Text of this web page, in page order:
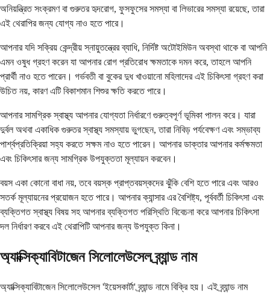
অনিয়ন্ত্রিত সংক্রমণ বা গুরুতর হৃদরোগ, ফুসফুসের সমস্যা বা লিভারের সমস্যা রয়েছে, তারা
এই থেরাপির জন্য যোগ্য নাও হতে পারে।
আপনার যদি সক্রিয় কেন্দ্রীয় স্নায়ুতন্ত্রের ব্যাধি, নির্দিষ্ট অটোইমিউন অবস্থা থাকে বা আপনি
এমন ওষুধ গ্রহণ করেন যা আপনার রোগ প্রতিরোধ ক্ষমতাকে দমন করে, তাহলে আপনি
প্রার্থী নাও হতে পারেন। গর্ভবতী বা বুকের দুধ খাওয়ানো মহিলাদের এই চিকিৎসা গ্রহণ করা
উচিত নয়, কারণ এটি বিকাশমান শিশুর ক্ষতি করতে পারে।
আপনার সামগ্রিক স্বাস্থ্য আপনার যোগ্যতা নির্ধারণে গুরুত্বপূর্ণ ভূমিকা পালন করে। যারা
দুর্বল অথবা একাধিক গুরুতর স্বাস্থ্য সমস্যায় ভুগছেন, তারা নিবিড় পর্যবেক্ষণ এবং সম্ভাব্য
পার্শ্বপ্রতিক্রিয়া সহ্য করতে সক্ষম নাও হতে পারেন। আপনার ডাক্তার আপনার কর্মক্ষমতা
এবং চিকিৎসার জন্য সামগ্রিক উপযুক্ততা মূল্যায়ন করবেন।
বয়স একা কোনো বাধা নয়, তবে বয়স্ক প্রাপ্তবয়স্কদের ঝুঁকি বেশি হতে পারে এবং আরও
সতর্ক মূল্যায়নের প্রয়োজন হতে পারে। আপনার ক্যান্সার এর বৈশিষ্ট্য, পূর্ববর্তী চিকিৎসা এবং
ব্যক্তিগত স্বাস্থ্য বিষয় সহ আপনার ব্যক্তিগত পরিস্থিতি বিবেচনা করে আপনার চিকিৎসা
দল নির্ধারণ করবে এই থেরাপিটি আপনার জন্য উপযুক্ত কিনা।
অ্যাক্সিক্যাবিটাজেন সিলোলেউসেল ব্র্যান্ড নাম
অ্যাক্সিক্যাবিটাজেন সিলোলেউসেল 'ইয়েসকার্টা' ব্র্যান্ড নামে বিক্রি হয়। এই ব্র্যান্ড নাম